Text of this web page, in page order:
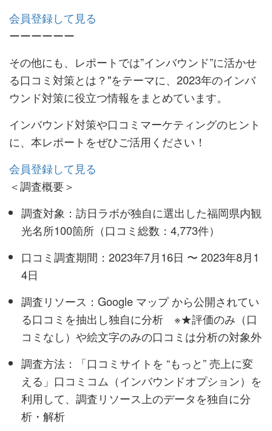
会員登録して見る
ーーーーーー
その他にも、レポートでは”インバウンド”に活かせ
る口コミ対策とは？"をテーマに、2023年のインバ
ウンド対策に役立つ情報をまとめています。
インバウンド対策や口コミマーケティングのヒント
に、本レポートをぜひご活用ください！
会員登録して見る
＜調査概要＞
調査対象：訪日ラボが独自に選出した福岡県内観
光名所100箇所（口コミ総数：4,773件）
口コミ調査期間：2023年7月16日 〜 2023年8月1
4日
調査リソース：Google マップ から公開されてい
る口コミを抽出し独自に分析 ※★評価のみ（口
コミなし）や絵文字のみの口コミは分析の対象外
調査方法：「口コミサイトを “もっと” 売上に変
える」口コミコム（インバウンドオプション）を
利用して、調査リソース上のデータを独自に分
析・解析